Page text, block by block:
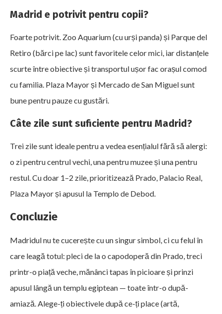
Madrid e potrivit pentru copii?
Foarte potrivit. Zoo Aquarium (cu urși panda) și Parque del
Retiro (bărci pe lac) sunt favoritele celor mici, iar distanțele
scurte între obiective și transportul ușor fac orașul comod
cu familia. Plaza Mayor și Mercado de San Miguel sunt
bune pentru pauze cu gustări.
Câte zile sunt suficiente pentru Madrid?
Trei zile sunt ideale pentru a vedea esențialul fără să alergi:
o zi pentru centrul vechi, una pentru muzee și una pentru
restul. Cu doar 1–2 zile, prioritizează Prado, Palacio Real,
Plaza Mayor și apusul la Templo de Debod.
Concluzie
Madridul nu te cucerește cu un singur simbol, ci cu felul în
care leagă totul: pleci de la o capodoperă din Prado, treci
printr-o piață veche, mănânci tapas în picioare și prinzi
apusul lângă un templu egiptean — toate într-o după-
amiază. Alege-ți obiectivele după ce-ți place (artă,